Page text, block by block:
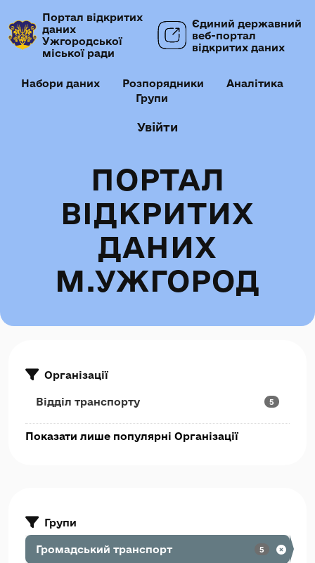
Портал відкритих
даних
Ужгородської
міської ради
Єдиний державний
веб-портал
відкритих даних
Набори даних Розпорядники
Аналітика
Групи
Увійти
ПОРТАЛ
ВІДКРИТИХ
ДАНИХ
М.УЖГОРОД
Організації
Відділ транспорту 5
Показати лише популярні Організації
Групи
Громадський транспорт 5